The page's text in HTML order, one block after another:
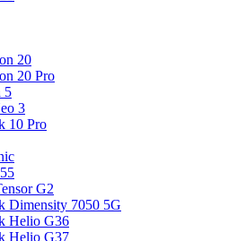
20
20 Pro
5
3
10 Pro
G2
Dimensity 7050 5G
Helio G36
Helio G37